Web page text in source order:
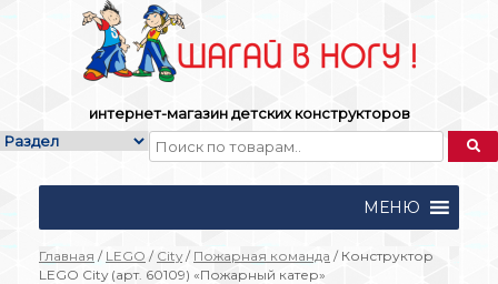
интернет-магазин детских конструкторов
МЕНЮ
Главная / LEGO / City/ Пожарная команда / Конструктор
LEGO City (арт. 60109) «Пожарный катер»